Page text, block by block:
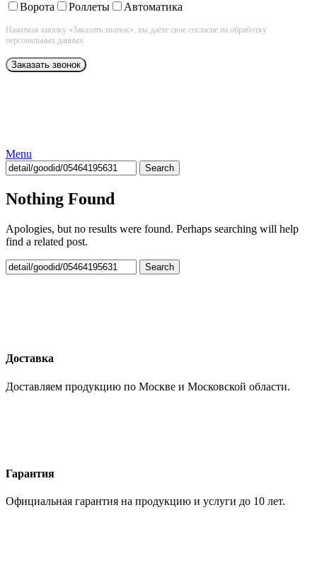
Ворота
Роллеты Автоматика
Нажимая кнопку «Заказать звонок», вы даёте свое согласие на обработку
персональных данных
Menu
Search
Nothing Found
Apologies, but no results were found. Perhaps searching will help
find a related post.
Search
Доставка
Доставляем продукцию по Москве и Московской области.
Гарантия
Официальная гарантия на продукцию и услуги до 10 лет.